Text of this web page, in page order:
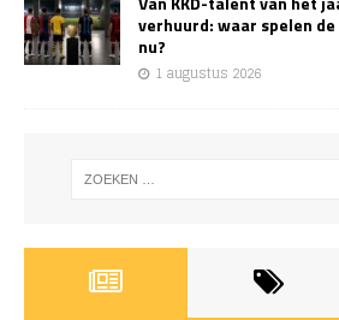
verhuurd: waar spelen
nu?
1 augustus 2026